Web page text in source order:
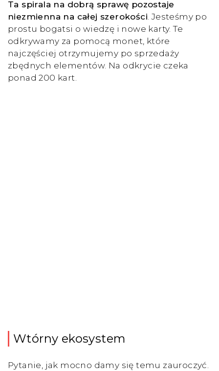
Ta spirala na dobrą sprawę pozostaje
niezmienna na całej szerokości . Jesteśmy po
prostu bogatsi o wiedzę i nowe karty. Te
odkrywamy za pomocą monet, które
najczęściej otrzymujemy po sprzedaży
zbędnych elementów. Na odkrycie czeka
ponad 200 kart.
Wtórny ekosystem
Pytanie, jak mocno damy się temu zauroczyć.